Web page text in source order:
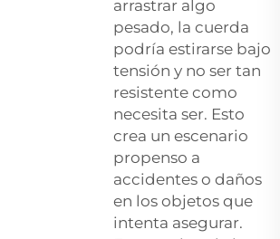
arrastrar algo
pesado, la cuerda
podría estirarse bajo
tensión y no ser tan
resistente como
necesita ser. Esto
crea un escenario
propenso a
accidentes o daños
en los objetos que
intenta asegurar.